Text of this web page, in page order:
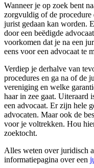
Wanneer je op zoek bent
zorgvuldig of de
jurist gedaan kan worden.
door een beëdigde
voorkomen dat je na een
eens voor een advocaat te
Verdiep je derhalve van
procedures en ga na of de
vereniging en welke
haar in zee gaat. Uiteraard
een advocaat. Er zijn hele
advocaten. Maar ook de
voor je voltrekken. Hou
zoektocht.
Alles weten over juridisch
informatiepagina over een